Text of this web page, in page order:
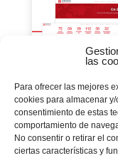
las
Para ofrecer las mejores
cookies para almacenar
consentimiento de estas
comportamiento de
No consentir o retirar el
ciertas características y
Nova
web